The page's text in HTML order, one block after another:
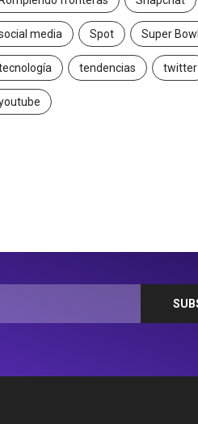
media Spot Super Bowl
tendencias twitter